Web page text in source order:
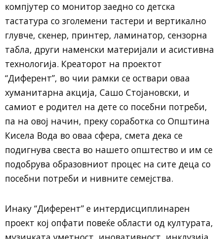
компјутер со монитор заедно со детска
тастатура со зголемени тастери и вертикално
глувче, скенер, принтер, ламинатор, сензорна
табла, други наменски материјали и асистивна
технологија. Креаторот на проектот
“Диферент”, во чии рамки се оствари оваа
хуманитарна акција, Сашо Стојановски, и
самиот е родител на дете со посебни потреби,
па на овој начин, преку соработка со Општина
Кисела Вода во оваа сфера, смета дека се
подигнува свеста во нашето општество и им се
подобрува образовниот процес на сите деца со
посебни потреби и нивните семејства.
Инаку “Диферент” е интердисциплинарен
проект кој опфати повеќе области од културата,